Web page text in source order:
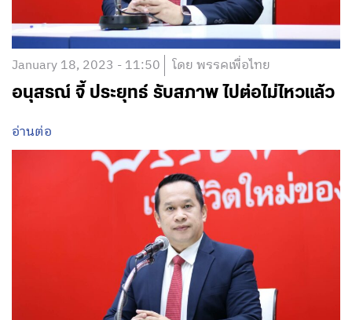
January 18, 2023 - 11:50 โดย พรรคเพื่อไทย
อนุสรณ์ จี้ ประยุทธ์ รับสภาพ ไปต่อไม่ไหวแล้ว
อ่านต่อ